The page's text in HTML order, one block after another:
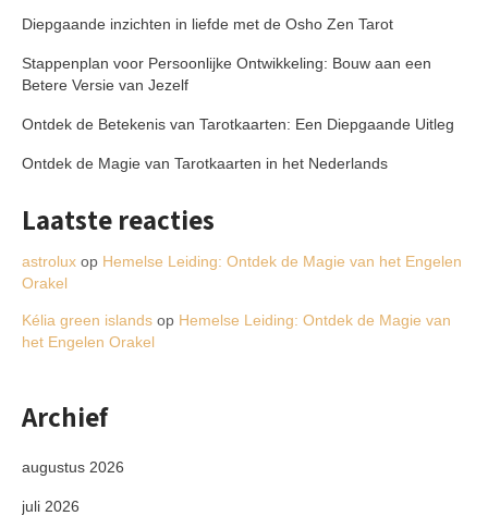
Diepgaande inzichten in liefde met de Osho Zen Tarot
Stappenplan voor Persoonlijke Ontwikkeling: Bouw aan een
Betere Versie van Jezelf
Ontdek de Betekenis van Tarotkaarten: Een Diepgaande Uitleg
Ontdek de Magie van Tarotkaarten in het Nederlands
Laatste reacties
astrolux op Hemelse Leiding: Ontdek de Magie van het Engelen
Orakel
Kélia green islands op Hemelse Leiding: Ontdek de Magie van
het Engelen Orakel
Archief
augustus 2026
juli 2026